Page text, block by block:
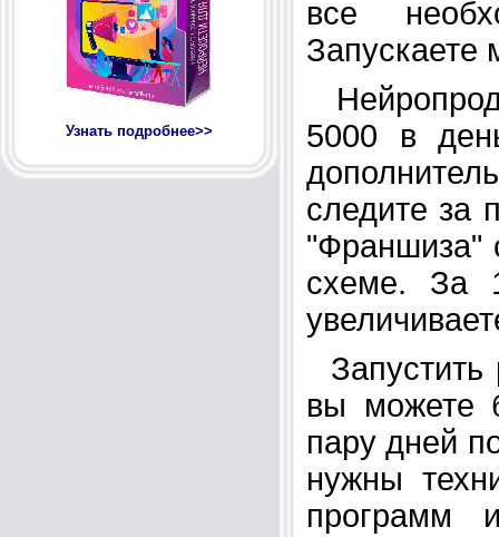
Узнать подробнее>>
все
Запускаете
5000 в
следите за
"Франшиза"
схеме. За
Запустить
вы можете
пару дней
нужны
программ